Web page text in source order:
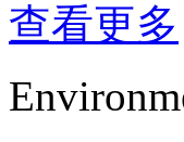
查看更多